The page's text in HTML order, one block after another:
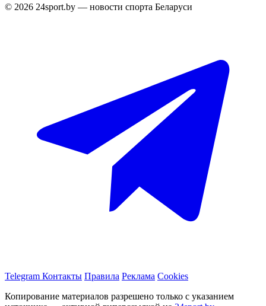
© 2026 24sport.by — новости спорта Беларуси
Telegram Контакты Правила Реклама Cookies
Копирование материалов разрешено только с указанием